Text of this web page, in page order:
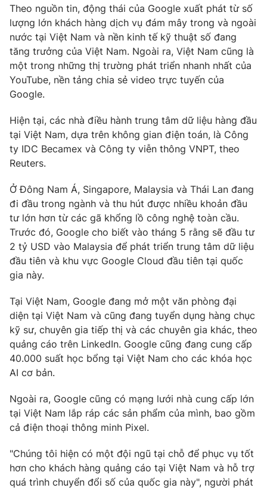
Video Shorts video
VTV Money VTV Thể thao
VTV Sức khoẻ Bất động sản
VTV4 Vươn mình bằng AI
VTV9
Liên hệ tòa soạn English
THỜI BÁO VTV
Theo dõi báo trên
Cơ quan chủ quản:
Giấy phép hoạt động báo in và báo điện tử số 483/GP-BTTTT
cấp ngày 29/12/2023
Tổng Biên tập: Vũ Thanh Thủy
Phó Tổng Biên tập:
Nguyễn Thị Mỹ Hạnh, Phạm Quốc Thắng,
Nguyễn Trọng Ninh
Tổng đài VTV: 024.38 355 931 - 024.38 355 932
Theo nguồn tin, động thái của Google xuất phát từ số
lượng lớn khách hàng dịch vụ đám mây trong và ngoài
nước tại Việt Nam và nền kinh tế kỹ thuật số đang
tăng trưởng của Việt Nam. Ngoài ra, Việt Nam cũng là
một trong những thị trường phát triển nhanh nhất của
YouTube, nền tảng chia sẻ video trực tuyến của
Google.
Hiện tại, các nhà điều hành trung tâm dữ liệu hàng đầu
tại Việt Nam, dựa trên không gian điện toán, là Công
ty IDC Becamex và Công ty viễn thông VNPT, theo
Reuters.
Ở Đông Nam Á, Singapore, Malaysia và Thái Lan đang
đi đầu trong ngành và thu hút được nhiều khoản đầu
tư lớn hơn từ các gã khổng lồ công nghệ toàn cầu.
Trước đó, Google cho biết vào tháng 5 rằng sẽ đầu tư
2 tỷ USD vào Malaysia để phát triển trung tâm dữ liệu
đầu tiên và khu vực Google Cloud đầu tiên tại quốc
gia này.
Tại Việt Nam, Google đang mở một văn phòng đại
diện tại Việt Nam và cũng đang tuyển dụng hàng chục
kỹ sư, chuyên gia tiếp thị và các chuyên gia khác, theo
quảng cáo trên LinkedIn. Google cũng đang cung cấp
40.000 suất học bổng tại Việt Nam cho các khóa học
AI cơ bản.
Ngoài ra, Google cũng có mạng lưới nhà cung cấp lớn
tại Việt Nam lắp ráp các sản phẩm của mình, bao gồm
cả điện thoại thông minh Pixel.
"Chúng tôi hiện có một đội ngũ tại chỗ để phục vụ tốt
hơn cho khách hàng quảng cáo tại Việt Nam và hỗ trợ
quá trình chuyển đổi số của quốc gia này", người phát